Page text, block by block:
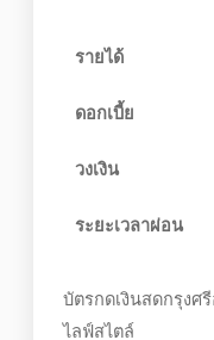
รายได้
ดอกเบี้ย
วงเงิน
ระยะเวลาผ่อน
บัตรกดเงินสดกรุงศ
ไลฟ์สไตล์